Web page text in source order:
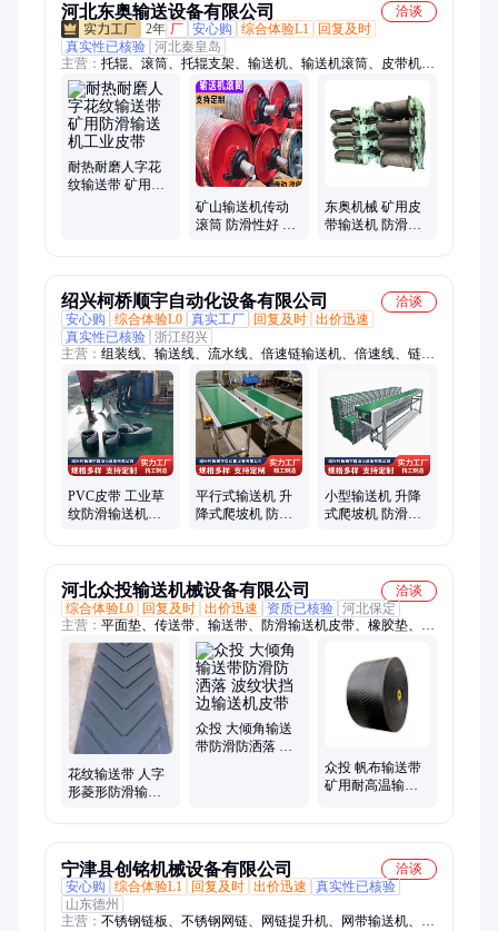
河北东奥输送设备有限公司
洽谈
2年 厂 安心购 综合体验L1
回复及时
真实性已核验 河北秦皇岛
主营： 托辊、滚筒、托辊支架、输送机、输送机滚筒、皮带机、
不锈钢托辊、轴承座、清扫器、电动滚筒、改向滚筒、传动滚
筒、包胶滚筒、槽型托辊、调心托辊、锥形托辊、梳型托辊、皮
带机托辊、三联托辊、尼龙托辊、螺旋托辊、腰鼓托辊、皮带机
滚筒、异形托辊、矿用滚筒
耐热耐磨人字花
纹输送带 矿用防
矿山输送机传动
滚筒 防滑性好 按
东奥机械 矿用皮
带输送机 防滑耐
绍兴柯桥顺宇自动化设备有限公司
洽谈
安心购
综合体验L0 真实工厂 回复及时 出价迅速
真实性已核验 浙江绍兴
主营： 组装线、输送线、流水线、倍速链输送机、倍速线、链板
线、工作台、非标定做流水线、自动化流水线、装配线、电子流
水线、皮带转弯机、装配流水线、装配工作台、工业链板线、柔
性链板输送线、PVC工业皮带、PE皮带、PU皮带、五金组装
线、电机组装线、防静电工作台、电子厂工作台、组装工作台、
打包台
PVC皮带 工业草
纹防滑输送机带
平行式输送机 升
降式爬坡机 防滑
小型输送机 升降
式爬坡机 防滑移
河北众投输送机械设备有限公司
洽谈
综合体验L0
回复及时 出价迅速 资质已核验 河北保定
主营： 平面垫、传送带、输送带、防滑输送机皮带、橡胶垫、尼
龙平面、皮带结实、强力橡胶、高温耐磨、强力耐磨、橡胶夹
线、皮带防腐、皮带耐磨、橡胶平面、槽子皮带、卫生环保、开
裂橡胶
花纹输送带 人字
形菱形防滑输送
众投 大倾角输送
带防滑防洒落 波
众投 帆布输送带
矿用耐高温输送
宁津县创铭机械设备有限公司
洽谈
安心购
综合体验L1 回复及时 出价迅速
真实性已核验
山东德州
主营： 不锈钢链板、不锈钢网链、网链提升机、网带输送机、链